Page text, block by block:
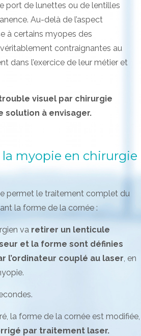
port de lunettes ou de lentilles
Au-delà de l’aspect
à certains myopes des
contraignantes au
dans l’exercice de leur métier et
visuel par chirurgie
solution à envisager.
myopie en chirurgie
permet le traitement complet du
la forme de la cornée :
va retirer un lenticule
et la forme sont définies
l’ordinateur couplé au laser, en
la forme de la cornée est modifiée,
par traitement laser.